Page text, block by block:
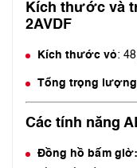
Kích thước và
2AVDF
Kích thước vỏ:
Tổng trọng
Các tính năng
Đồng hồ bấm giờ: